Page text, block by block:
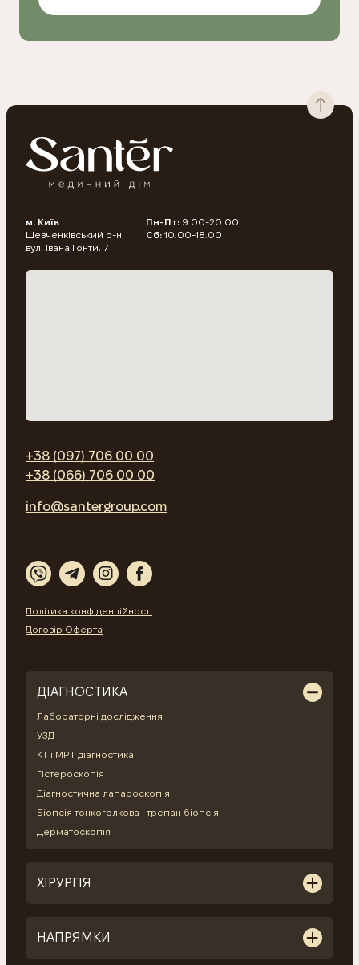
Пн-Пт: 9.00-20.00
Сб: 10.00-18.00
м. Київ
Шевченківський р-н
вул. Івана Гонти, 7
+38 (097) 706 00 00
+38 (066) 706 00 00
info@santergroup.com
Політика конфіденційності
Договір Оферта
ДІАГНОСТИКА
Лабораторні дослідження
УЗД
КТ і МРТ діагностика
Гістероскопія
Діагностична лапароскопія
Біопсія тонкоголкова і трепан біопсія
Дерматоскопія
ХІРУРГІЯ
НАПРЯМКИ